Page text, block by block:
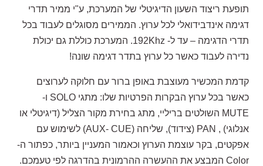
תופעת ריצוד השעון הדיגיטלי של המערכת, ע"י ממיר תדרי
דגימה אינדבידואלי לכל ערוץ. הממירים מסוגלים לעבוד בכל
תדרי הדגימה – עד ל- 192Khz. המערכת כוללת גם יכולת
נדירה לעבוד כאשר כל ערוץ בתדר דגימה שונה!
קדמת המכשיר מעוצבת באופן ברור עם חלוקה לערוצים
כאשר בכל ערוץ הבקרות הפרטיות שלו: מתגי SOLO ו-
MUTE השולטים בריליי, מתג בחירת מקור הצליל (דיגיטלי או
אנלוגי) , PAN (צידוד), שליחה (AUX- CUE) לשימוש עם
אפקטים, בקר עוצמת הערוץ וכאמור המעניין ביותר, כפתור ה-
Color המבצע את ההעשרה ההרמונית בהדרגה לפי טעמכם.